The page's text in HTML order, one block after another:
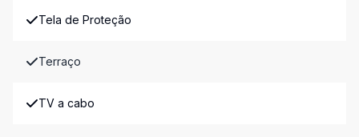
Tela de Proteção
Terraço
TV a cabo